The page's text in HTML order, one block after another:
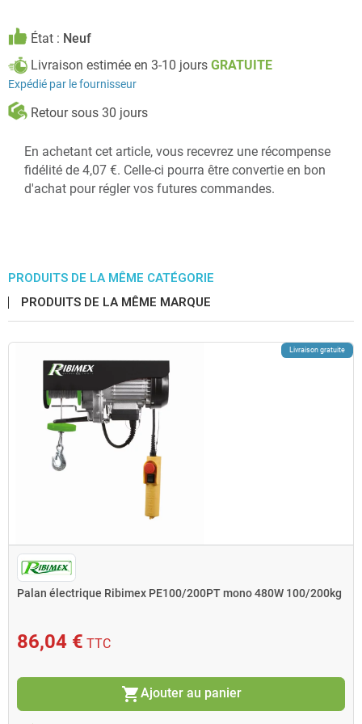
État : Neuf
Livraison estimée en 3-10 jours GRATUITE
Expédié par le fournisseur
Retour sous 30 jours
En achetant cet article, vous recevrez une récompense
fidélité de 4,07 €. Celle-ci pourra être convertie en bon
d'achat pour régler vos futures commandes.
PRODUITS DE LA MÊME CATÉGORIE
PRODUITS DE LA MÊME MARQUE
Livraison gratuite
Palan électrique Ribimex PE100/200PT mono 480W 100/200kg
86,04 € TTC
shopping_cartAjouter au panier